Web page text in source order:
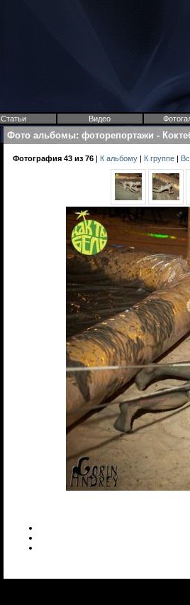
Статьи Видео
Фото альбомы: фоторепортажи -
Фотография 43 из 76 | К альбому | К группе |